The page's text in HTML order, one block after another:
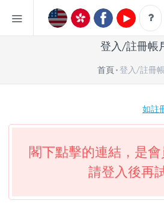
登入/註冊帳
首頁 登入/註冊
如註
閣下點擊的連結，是會
請登入後再試